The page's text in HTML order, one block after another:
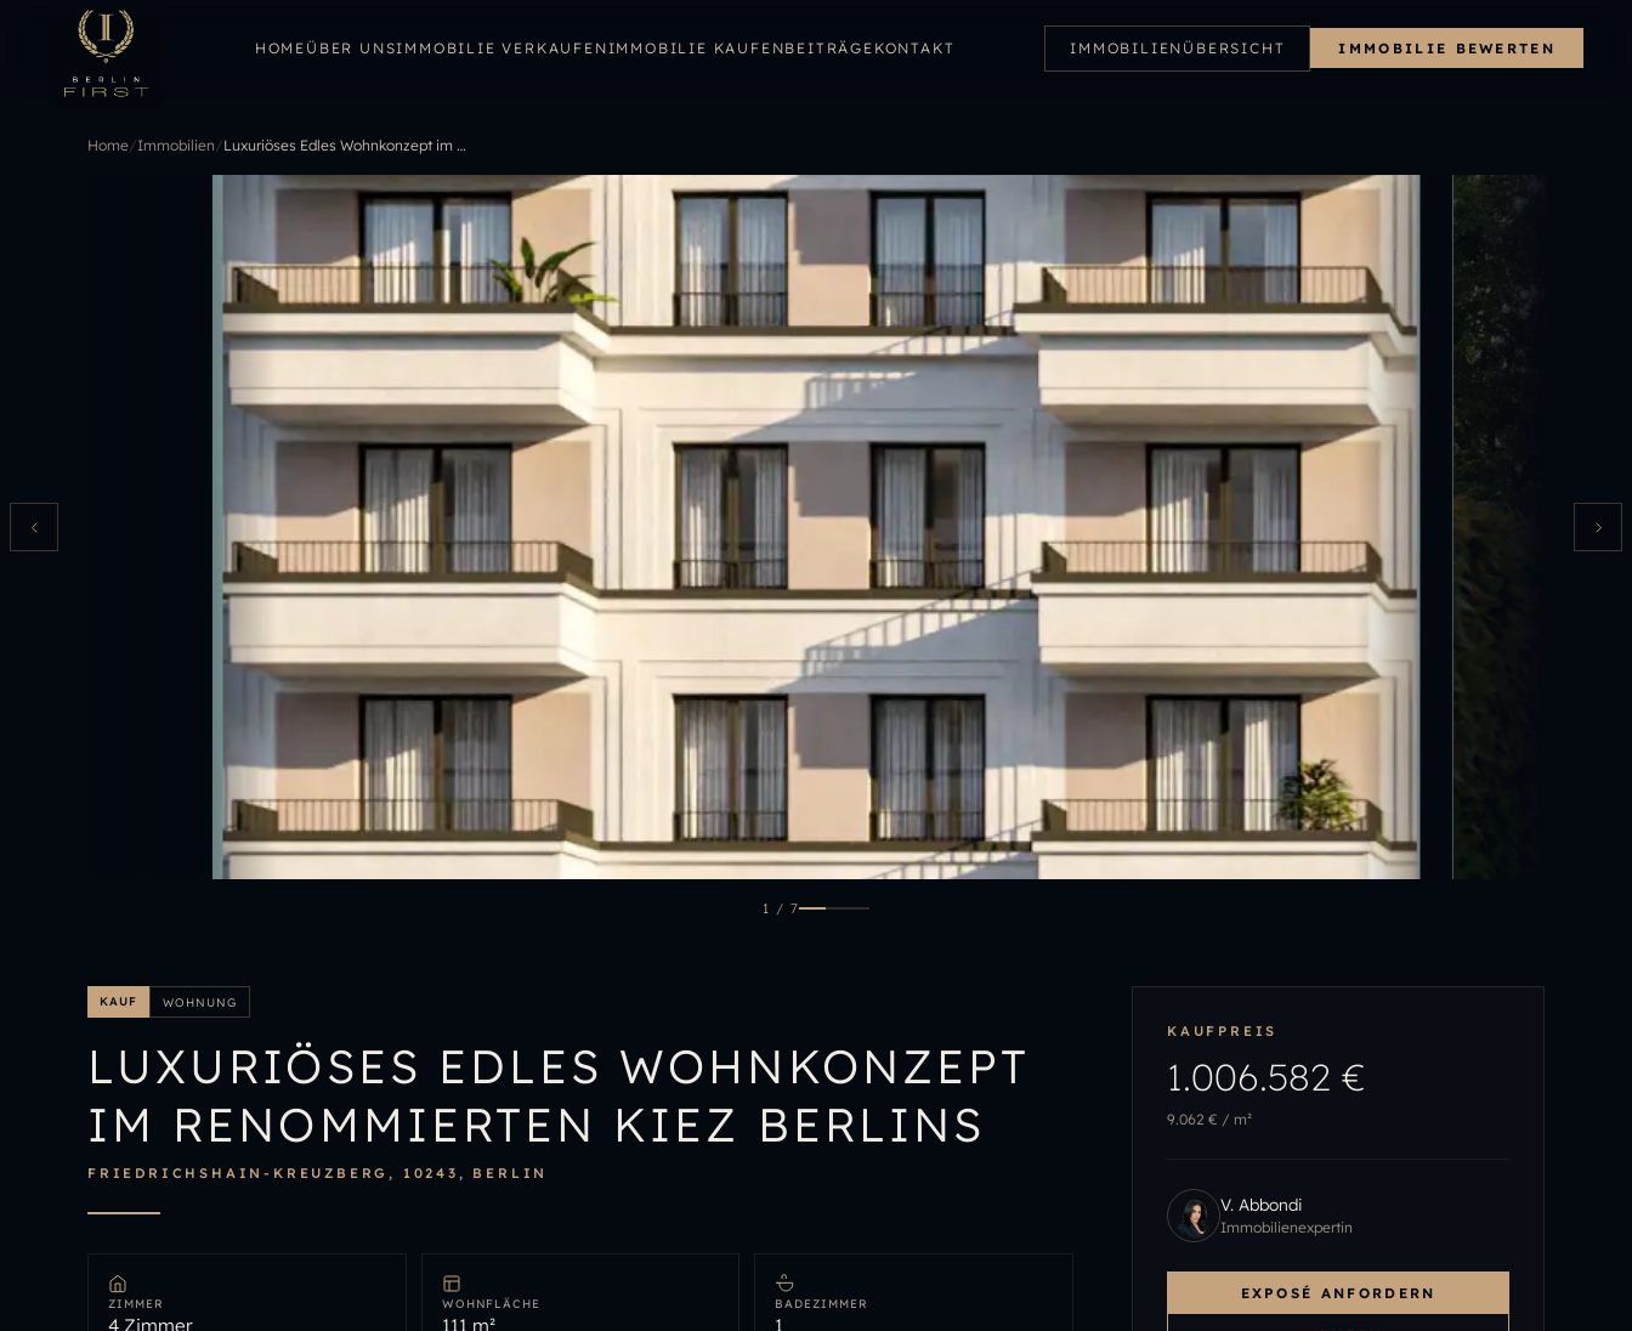
HOME ÜBER UNSIMMOBILIE VERKAUFENIMMOBILIE KAUFENBEITRÄGE KONTAKT IMMOBILIENÜBERSICHT IMMOBILIE BEWERTEN
Home/Immobilien/ Luxuriöses Edles Wohnkonzept im renommierten Kiez Berlins
1 / 7
KAUF WOHNUNG
LUXURIÖSES EDLES WOHNKONZEPT
IM RENOMMIERTEN KIEZ BERLINS
FRIEDRICHSHAIN-KREUZBERG, 10243, BERLIN
ZIMMER
4 Zimmer
WOHNFLÄCHE
111 m²
BADEZIMMER
1
KAUFPREIS
1.006.582 €
9.062 € / m²
V. Abbondi
Immobilienexpertin
EXPOSÉ ANFORDERN